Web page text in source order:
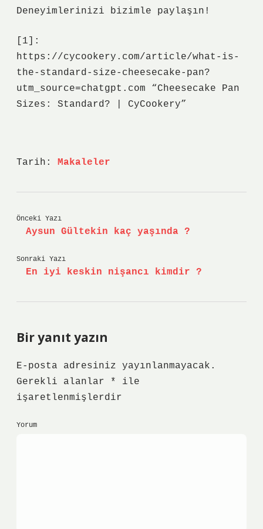
Deneyimlerinizi bizimle paylaşın!
[1]:
https://cycookery.com/article/what-is-
the-standard-size-cheesecake-pan?
utm_source=chatgpt.com “Cheesecake Pan
Sizes: Standard? | CyCookery”
Tarih: Makaleler
Önceki Yazı
Aysun Gültekin kaç yaşında ?
Sonraki Yazı
En iyi keskin nişancı kimdir ?
Bir yanıt yazın
E-posta adresiniz yayınlanmayacak.
Gerekli alanlar
*
ile
işaretlenmişlerdir
Yorum